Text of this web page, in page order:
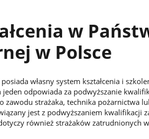
w
w Polsce
własny system kształcenia i
odpowiada za podwyższanie
zawodu strażaka, technika pożarnictwa
jest z podwyższaniem kwalifikacji
również strażaków zatrudnionych